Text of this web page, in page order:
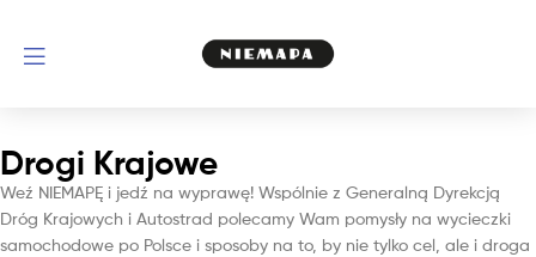
Drogi Krajowe
Weź NIEMAPĘ i jedź na wyprawę! Wspólnie z Generalną Dyrekcją
Dróg Krajowych i Autostrad polecamy Wam pomysły na wycieczki
samochodowe po Polsce i sposoby na to, by nie tylko cel, ale i droga